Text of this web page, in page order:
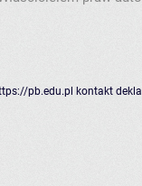
pb.edu.pl kontakt